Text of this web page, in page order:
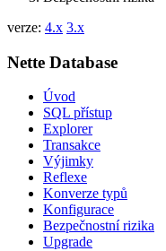
verze: 4.x 3.x
Nette Database
Úvod
SQL přístup
Explorer
Transakce
Výjimky
Reflexe
Konverze typů
Konfigurace
Bezpečnostní rizika
Upgrade